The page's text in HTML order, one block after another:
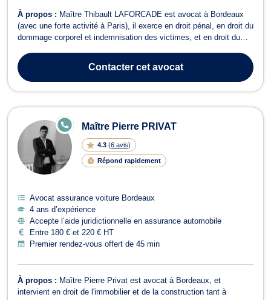
À propos : Maître Thibault LAFORCADE est avocat à Bordeaux
(avec une forte activité à Paris), il exerce en droit pénal, en droit du
dommage corporel et indemnisation des victimes, et en droit du
principalement en droit pénal général, et ce, aussi bien en faveur
des victimes que...
Contactercet avocat
Maître Pierre PRIVAT
4.3 (6 avis)
Répond rapidement
E
N
N
E
Avocat assurance voiture Bordeaux
4 ans d’expérience
Accepte l’aide juridictionnelle en assurance automobile
Entre 180 € et 220 € HT
Premier rendez-vous offert de 45 min
À propos : Maître Pierre Privat est avocat à Bordeaux, et
intervient en droit de l'immobilier et de la construction tant à